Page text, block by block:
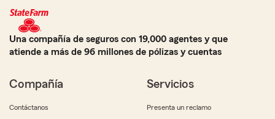
Una compañía de seguros con 19,000 agentes y que
atiende a más de 96 millones de pólizas y cuentas
Compañía
Contáctanos
Servicios
Presenta un reclamo